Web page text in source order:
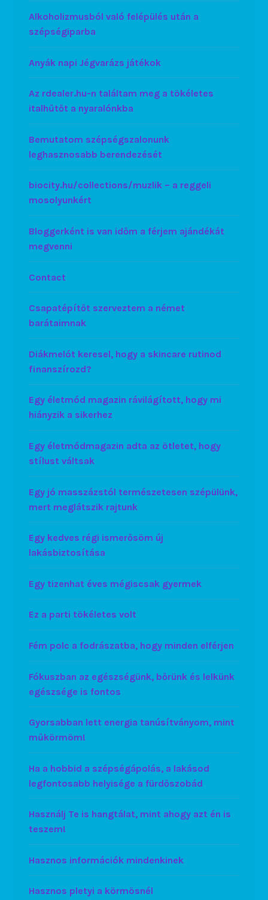
Alkoholizmusból való felépülés után a
szépségiparba
Anyák napi Jégvarázs játékok
Az rdealer.hu-n találtam meg a tökéletes
italhűtőt a nyaralónkba
Bemutatom szépségszalonunk
leghasznosabb berendezését
biocity.hu/collections/muzlik – a reggeli
mosolyunkért
Bloggerként is van időm a férjem ajándékát
megvenni
Contact
Csapatépítőt szerveztem a német
barátaimnak
Diákmelót keresel, hogy a skincare rutinod
finanszírozd?
Egy életmód magazin rávilágított, hogy mi
hiányzik a sikerhez
Egy életmódmagazin adta az ötletet, hogy
stílust váltsak
Egy jó masszázstól természetesen szépülünk,
mert meglátszik rajtunk
Egy kedves régi ismerősöm új
lakásbiztosítása
Egy tizenhat éves mégiscsak gyermek
Ez a parti tökéletes volt
Fém polc a fodrászatba, hogy minden elférjen
Fókuszban az egészségünk, bőrünk és lelkünk
egészsége is fontos
Gyorsabban lett energia tanúsítványom, mint
műkörmöm!
Ha a hobbid a szépségápolás, a lakásod
legfontosabb helyisége a fürdőszobád
Használj Te is hangtálat, mint ahogy azt én is
teszem!
Hasznos információk mindenkinek
Hasznos pletyi a körmösnél